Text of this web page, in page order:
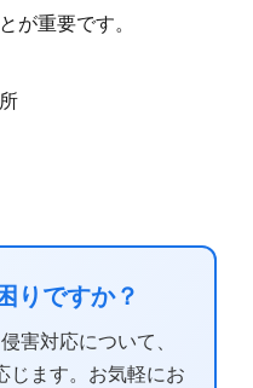
が重要です。
りですか？
害対応について、
じます。お気軽にお